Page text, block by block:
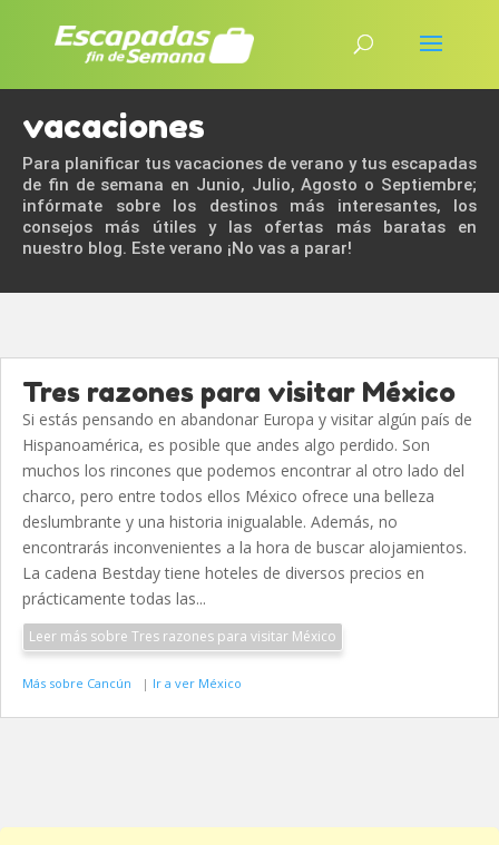
vacaciones
Para planificar tus vacaciones de verano y tus escapadas
de fin de semana en Junio, Julio, Agosto o Septiembre;
infórmate sobre los destinos más interesantes, los
consejos más útiles y las ofertas más baratas en
nuestro blog. Este verano ¡No vas a parar!
Tres razones para visitar México
Si estás pensando en abandonar Europa y visitar algún país de
Hispanoamérica, es posible que andes algo perdido. Son
muchos los rincones que podemos encontrar al otro lado del
charco, pero entre todos ellos México ofrece una belleza
deslumbrante y una historia inigualable. Además, no
encontrarás inconvenientes a la hora de buscar alojamientos.
La cadena Bestday tiene hoteles de diversos precios en
prácticamente todas las...
Leer más sobre Tres razones para visitar México
Más sobre Cancún | Ir a ver México